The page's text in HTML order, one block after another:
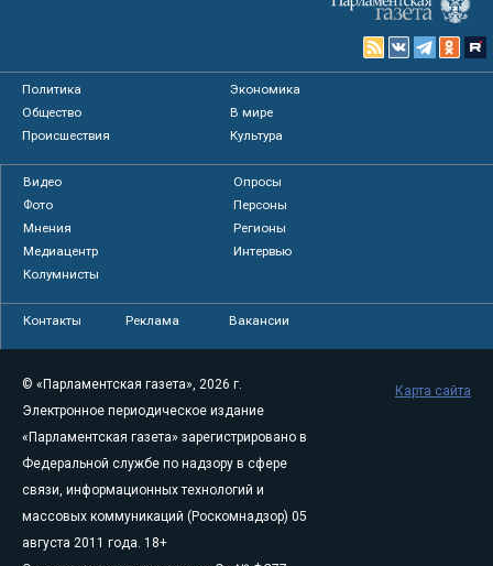
Политика
Экономика
Общество
В мире
Происшествия
Культура
Видео
Опросы
Фото
Персоны
Мнения
Регионы
Медиацентр
Интервью
Колумнисты
Контакты Реклама Вакансии
© «Парламентская газета», 2026 г.
Электронное периодическое издание
«Парламентская газета» зарегистрировано в
Федеральной службе по надзору в сфере
связи, информационных технологий и
массовых коммуникаций (Роскомнадзор) 05
августа 2011 года. 18+
Карта сайта